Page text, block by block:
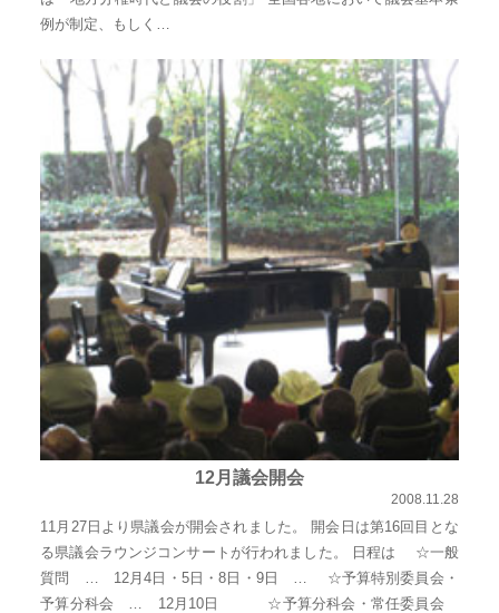
例が制定、もしく…
12月議会開会
2008.11.28
11月27日より県議会が開会されました。 開会日は第16回目とな
る県議会ラウンジコンサートが行われました。 日程は ☆一般
質問 … 12月4日・5日・8日・9日 … ☆予算特別委員会・
予算分科会 … 12月10日 ☆予算分科会・常任委員会